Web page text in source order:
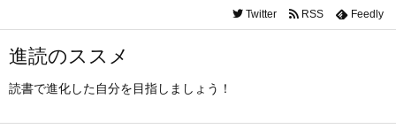
進読のススメ
読書で進化した自分を目指しましょう！
Twitter RSS Feedly